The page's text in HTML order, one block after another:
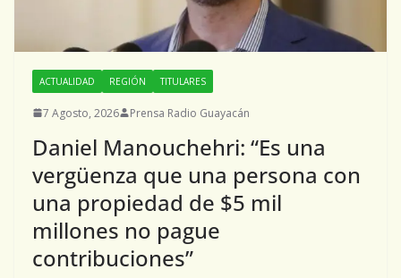
ACTUALIDAD REGIÓN TITULARES
7 Agosto, 2026 Prensa Radio Guayacán
Daniel Manouchehri: “Es una
vergüenza que una persona con
una propiedad de $5 mil
millones no pague
contribuciones”